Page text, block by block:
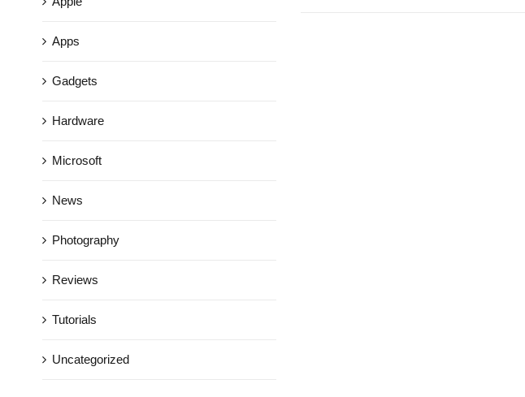
Apps
Gadgets
Hardware
Microsoft
News
Photography
Reviews
Tutorials
Uncategorized